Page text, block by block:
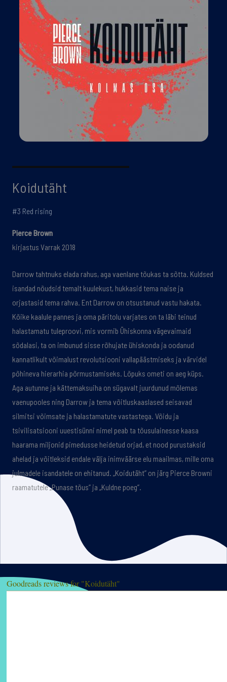
Koidutäht
#3 Red rising
Pierce Brown
kirjastus Varrak 2018
Darrow tahtnuks elada rahus, aga vaenlane tõukas ta sõtta. Kuldsed
isandad nõudsid temalt kuulekust, hukkasid tema naise ja
orjastasid tema rahva. Ent Darrow on otsustanud vastu hakata.
Kõike kaalule pannes ja oma päritolu varjates on ta läbi teinud
halastamatu tuleproovi, mis vormib Ühiskonna vägevaimaid
sõdalasi, ta on imbunud sisse rõhujate ühiskonda ja oodanud
kannatlikult võimalust revolutsiooni vallapäästmiseks ja värvidel
põhineva hierarhia põrmustamiseks. Lõpuks ometi on aeg küps.
Aga autunne ja kättemaksuiha on sügavalt juurdunud mõlemas
vaenupooles ning Darrow ja tema võitluskaaslased seisavad
silmitsi võimsate ja halastamatute vastastega. Võidu ja
tsivilisatsiooni uuestisünni nimel peab ta tõusulainesse kaasa
haarama miljonid pimedusse heidetud orjad, et nood purustaksid
ahelad ja võitleksid endale välja inimväärse elu maailmas, mille oma
julmadele isandatele on ehitanud. „Koidutäht” on järg Pierce Browni
raamatutele „Punase tõus” ja „Kuldne poeg”.
Goodreads reviews for "Koidutäht"